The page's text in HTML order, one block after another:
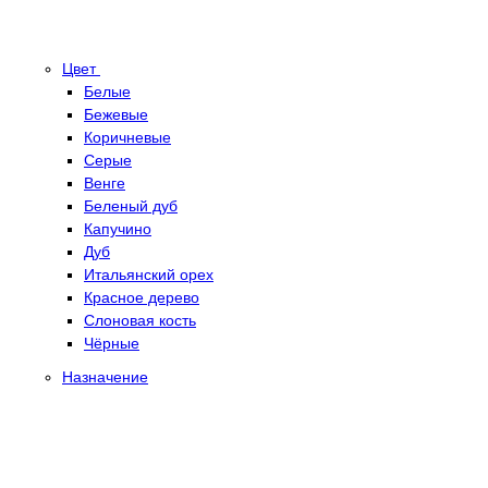
Цвет
Белые
Бежевые
Коричневые
Серые
Венге
Беленый дуб
Капучино
Дуб
Итальянский орех
Красное дерево
Слоновая кость
Чёрные
Назначение